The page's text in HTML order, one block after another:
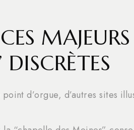
DISCRÈTES
d’orgue, d’autres sites